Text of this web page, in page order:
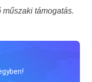
támogatás.